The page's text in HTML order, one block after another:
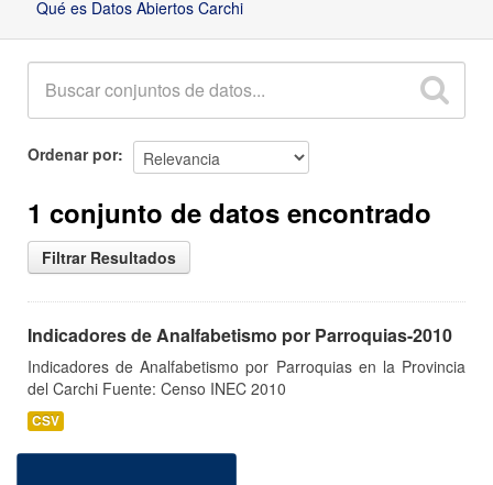
Qué es Datos Abiertos Carchi
Ordenar por
1 conjunto de datos encontrado
Filtrar Resultados
Indicadores de Analfabetismo por Parroquias-2010
Indicadores de Analfabetismo por Parroquias en la Provincia
del Carchi Fuente: Censo INEC 2010
CSV